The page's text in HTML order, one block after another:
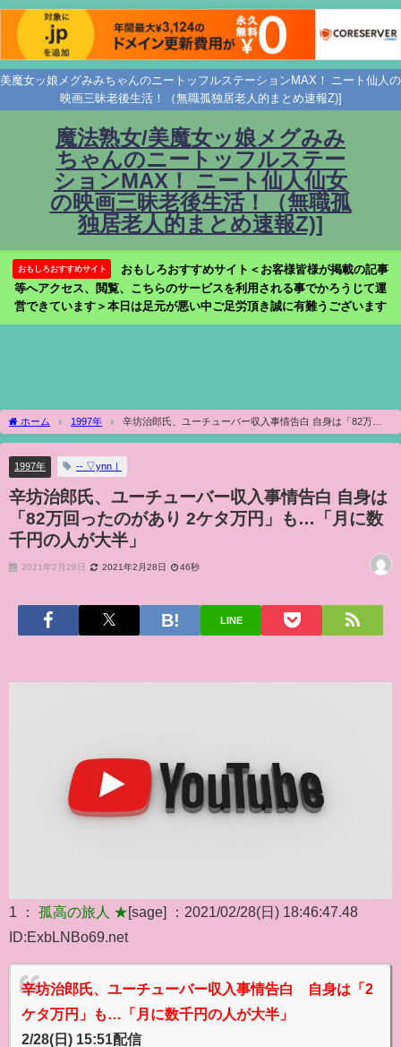
美魔女ッ娘メグみみちゃんのニートッフルステーションMAX！ ニート仙人の
映画三昧老後生活！（無職孤独居老人的まとめ速報Z)]
魔法熟女/美魔女ッ娘メグみみ
ちゃんのニートッフルステー
ションMAX！ ニート仙人仙女
の映画三昧老後生活！（無職孤
独居老人的まとめ速報Z)]
おもしろおすすめサイト
おもしろおすすめサイト＜お客様皆様が掲載の記事
等へアクセス、閲覧、こちらのサービスを利用される事でかろうじて運
営できています＞本日は足元が悪い中ご足労頂き誠に有難うございます
ホーム 1997年
辛坊治郎氏、ユーチューバー収入事情告白 自身は「82万回
ったのがあり 2ケタ万円」も…「月に数千円の人が大半」
1997年 ‐‐ ▽ynn｜
辛坊治郎氏、ユーチューバー収入事情告白 自身は
「82万回ったのがあり 2ケタ万円」も…「月に数
千円の人が大半」
2021年2月28日 2021年2月28日 46秒
LINE
1 ： 孤高の旅人 ★[sage] ：2021/02/28(日) 18:46:47.48
ID:ExbLNBo69.net
辛坊治郎氏、ユーチューバー収入事情告白 自身は「2
ケタ万円」も…「月に数千円の人が大半」
2/28(日) 15:51配信